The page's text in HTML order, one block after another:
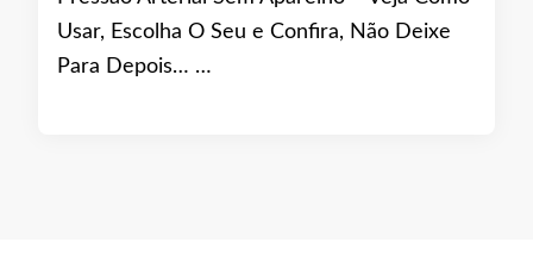
Usar, Escolha O Seu e Confira, Não Deixe
Para Depois… …